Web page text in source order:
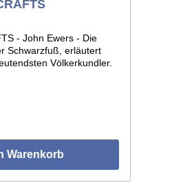
- John Ewers - Die
Schwarzfuß, erläutert
Völkerkundler.
Warenkorb